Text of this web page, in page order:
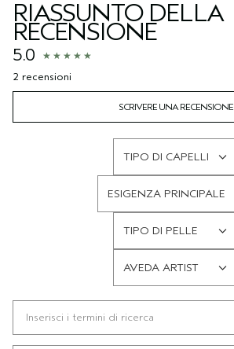
RIASSUNTO DELLA
RECENSIONE
5.0
2 recensioni
SCRIVERE UNA RECENSIONE
TIPO DI CAPELLI
FILTRA
RECENSIONI
PER
TIPO
DI
CAPELLI
ESIGENZA PRINCIPALE
FILTRA
RECENSIONI
PER
ESIGENZA
PRINCIPALE
TIPO DI PELLE
FILTRA
RECENSIONI
PER
TIPO
DI
PELLE
AVEDA ARTIST
FILTRA
PER